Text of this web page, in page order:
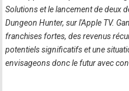
Solutions et le lancement de deux
Dungeon Hunter, sur l'Apple TV.
franchises fortes, des revenus
potentiels significatifs et une
envisageons donc le futur avec